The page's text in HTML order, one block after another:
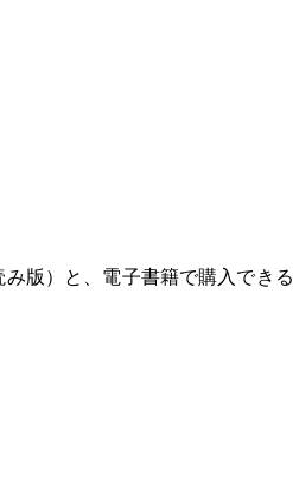
版）と、電子書籍で購入できる